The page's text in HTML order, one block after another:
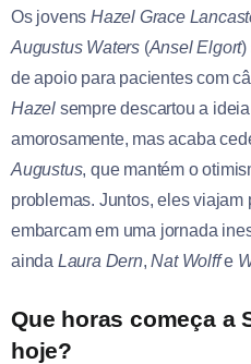
Os jovens Hazel Grace
Augustus Waters (Ansel Elgort)
de apoio para pacientes com
Hazel sempre descartou a
amorosamente, mas acaba
Augustus, que mantém o
problemas. Juntos, eles viajam
embarcam em uma jornada
ainda Laura Dern,Nat Wolffe
Que horas começa a
hoje?